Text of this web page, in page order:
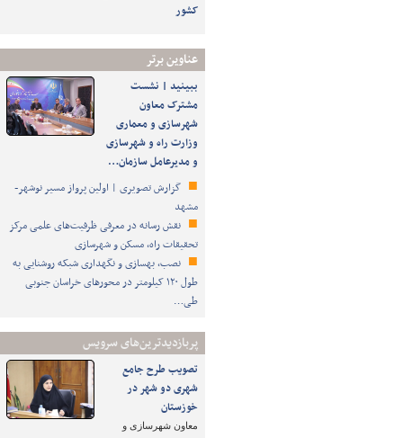
کشور
عناوین برتر
ببینید | نشست
مشترک معاون
شهرسازی و معماری
وزارت راه و شهرسازی
و مدیرعامل سازمان…
گزارش تصویری | اولین پرواز مسیر نوشهر-
مشهد
نقش رسانه در معرفی ظرفیت‌های علمی مرکز
تحقیقات راه، مسکن و شهرسازی
نصب، بهسازی و نگهداری شبکه روشنایی به
طول ۱۲۰ کیلومتر در محورهای خراسان جنوبی
طی…
پربازدیدترین‌های سرویس
تصویب طرح‌ جامع
شهری دو شهر در
خوزستان
معاون شهرسازی و